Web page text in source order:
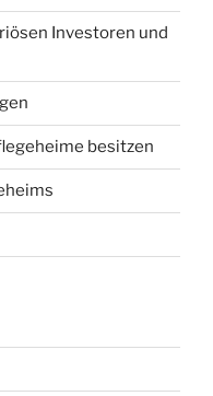
Investoren und
besitzen